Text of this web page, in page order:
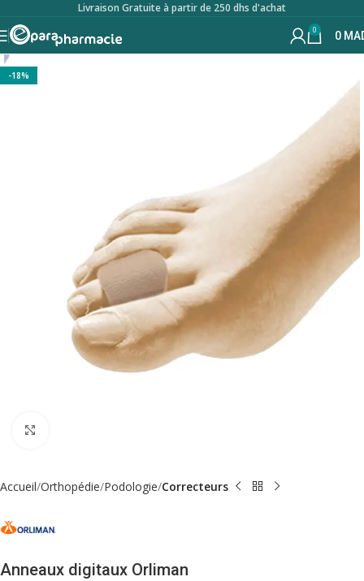
Livraison Gratuite à partir de 250 dhs d'achat
0 0
-18%
Accueil Orthopédie Podologie Correcteurs
Anneaux digitaux Orliman